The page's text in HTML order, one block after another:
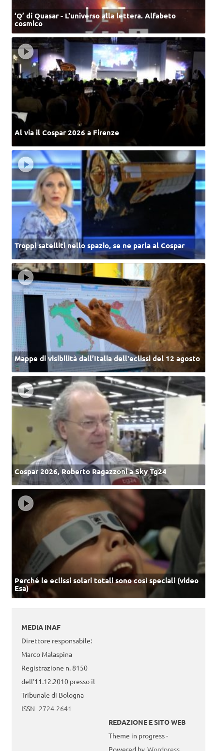
‘Q’ di Quasar - L'universo alla lettera. Alfabeto
cosmico
Al via il Cospar 2026 a Firenze
Troppi satelliti nello spazio, se ne parla al Cospar
Mappe di visibilità dall’Italia dell'eclissi del 12 agosto
Cospar 2026, Roberto Ragazzoni a Sky Tg24
Perché le eclissi solari totali sono così speciali (video
Esa)
MEDIA INAF
Direttore responsabile:
Marco Malaspina
Registrazione n. 8150
dell’11.12.2010 presso il
Tribunale di Bologna
ISSN 2724-2641
REDAZIONE E SITO WEB
Theme in progress -
Powered by Wordpress